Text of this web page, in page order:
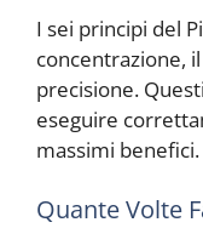
I sei principi del
concentrazione,
precisione.
eseguire
massimi benefici.
Quante Volte